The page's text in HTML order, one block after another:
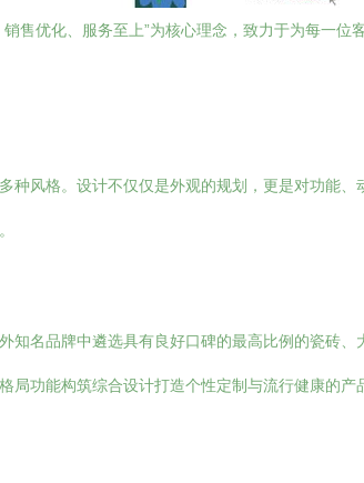
售优化、服务至上”为核心理念，致力于为每一
种风格。设计不仅仅是外观的规划，更是对功能
知名品牌中遴选具有良好口碑的最高比例的瓷砖
功能构筑综合设计打造个性定制与流行健康的产